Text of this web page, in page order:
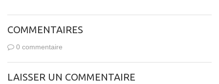
COMMENTAIRES
0 commentaire
LAISSER UN COMMENTAIRE